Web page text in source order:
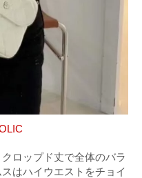
ロップド丈で全体のバラ
はハイウエストをチョイ